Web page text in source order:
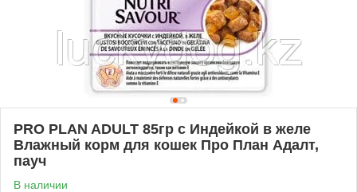
PRO PLAN ADULT 85гр с Индейкой в желе
Влажный корм для кошек Про План Адалт,
пауч
В наличии